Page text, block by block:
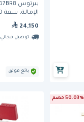
الإمالة، سعة 80 لترًا
24,150
توصيل مجاني
بائع موثق
50.03% خصم